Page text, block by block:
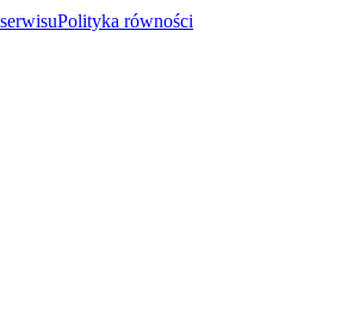
Polityka równości